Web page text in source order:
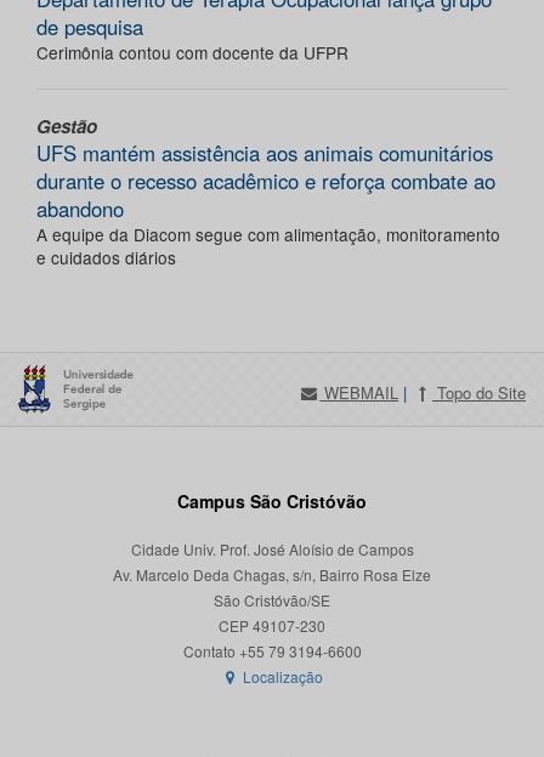
de pesquisa
Cerimônia contou com docente da UFPR
Gestão
UFS mantém assistência aos animais comunitários
durante o recesso acadêmico e reforça combate ao
abandono
A equipe da Diacom segue com alimentação, monitoramento
e cuidados diários
WEBMAIL | Topo do Site
Campus São Cristóvão
Cidade Univ. Prof. José Aloísio de Campos
Av. Marcelo Deda Chagas, s/n, Bairro Rosa Elze
São Cristóvão/SE
CEP 49107-230
Localização